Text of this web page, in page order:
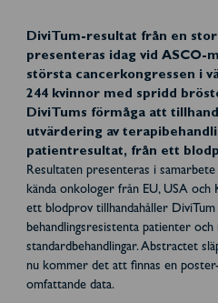
DiviTum-resultat från en
presenteras idag vid ASCO-
största cancerkongressen i
244 kvinnor med spridd
DiviTums förmåga att
utvärdering av
patientresultat, från ett
Resultaten presenteras i
kända onkologer från EU, USA och
ett blodprov tillhandahåller
behandlingsresistenta patienter och
standardbehandlingar. Abstractet
nu kommer det att finnas en
omfattande data.